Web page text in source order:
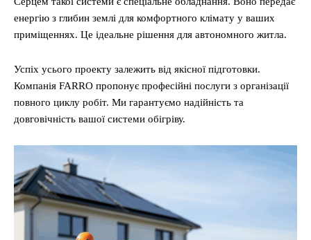
енергію з глибин землі для комфортного клімату у ваших
приміщеннях. Це ідеальне рішення для автономного житла.
Успіх усього проекту залежить від якісної підготовки.
Компанія FARRO пропонує професійні послуги з організації
повного циклу робіт. Ми гарантуємо надійність та
довговічність вашої системи обігріву.